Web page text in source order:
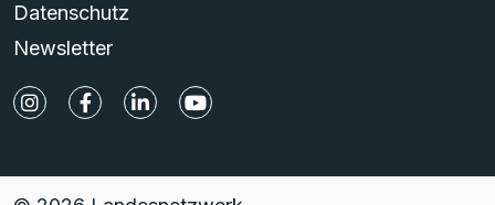
Newsletter
Datenschutz